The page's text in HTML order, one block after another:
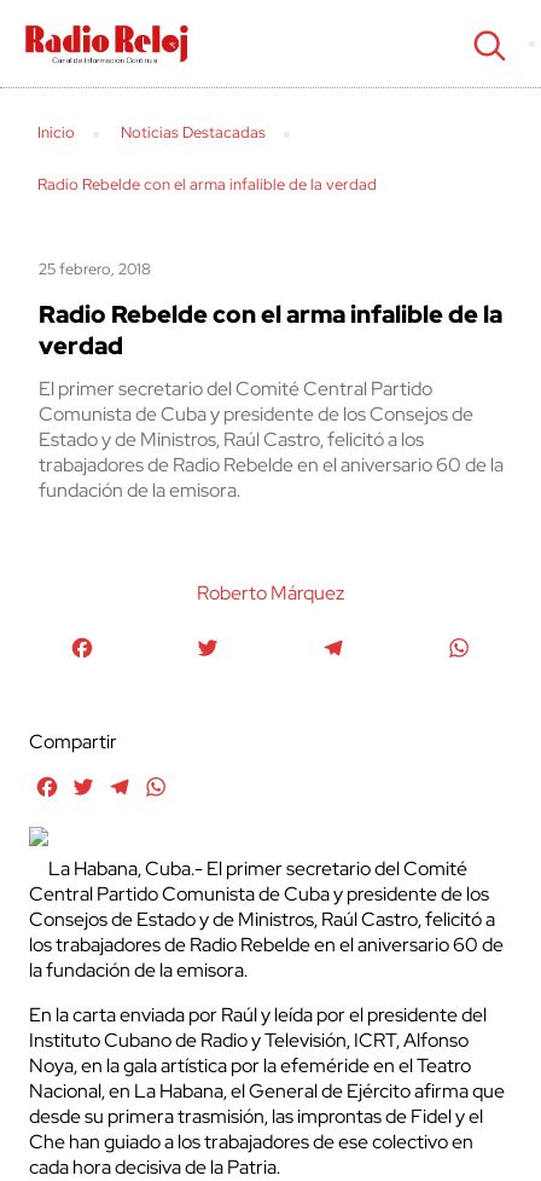
cerrar
Inicio Noticias Destacadas
Radio Rebelde con el arma infalible de la verdad
25 febrero, 2018
Radio Rebelde con el arma infalible de la
verdad
El primer secretario del Comité Central Partido
Comunista de Cuba y presidente de los Consejos de
Estado y de Ministros, Raúl Castro, felicitó a los
trabajadores de Radio Rebelde en el aniversario 60 de la
fundación de la emisora.
Roberto Márquez
Compartir
FacebookTwitterTelegram
La Habana, Cuba.- El primer secretario del Comité
Central Partido Comunista de Cuba y presidente de los
Consejos de Estado y de Ministros, Raúl Castro, felicitó a
los trabajadores de Radio Rebelde en el aniversario 60 de
la fundación de la emisora.
En la carta enviada por Raúl y leída por el presidente del
Instituto Cubano de Radio y Televisión, ICRT, Alfonso
Noya, en la gala artística por la efeméride en el Teatro
Nacional, en La Habana, el General de Ejército afirma que
desde su primera trasmisión, las improntas de Fidel y el
Che han guiado a los trabajadores de ese colectivo en
cada hora decisiva de la Patria.